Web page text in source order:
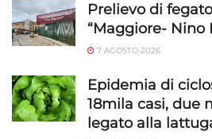
Prelievo di
“Maggiore- Nino
7 AGOSTO 2026
Epidemia di
18mila casi, due
legato alla